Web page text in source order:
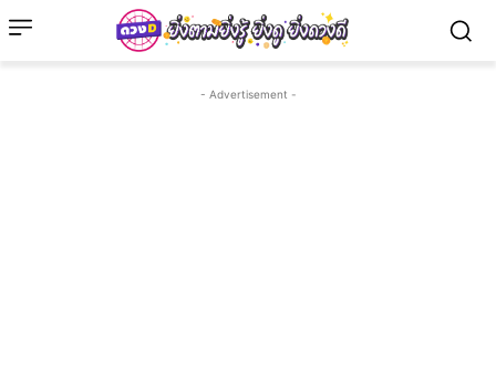
- Advertisement -